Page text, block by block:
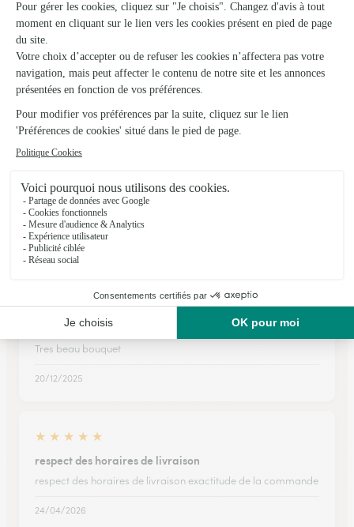
Fleurs et Decoration
Chatillon en Michaille
★★ ★
4.5 (28)
662 Rue Aimé Bonneville
Voir la boutique
Ils ont fait livrer des fleurs ou une plante à
Plateau d’Hauteville
★ ★ ★ ★ ★
Tres beau bouquet
Tres beau bouquet
20/12/2025
★ ★ ★ ★ ★
respect des horaires de livraison
respect des horaires de livraison exactitude de la commande
24/04/2026